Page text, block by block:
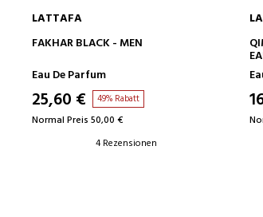
IN DEN WARENKORB
LATTAFA
FAKHAR BLACK - MEN
Eau De Parfum
25,60 € 49% Rabatt
Normal Preis 50,00 €
4 Rezensionen